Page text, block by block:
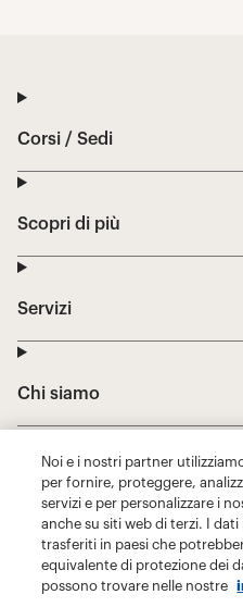
Noi e i nostri partner
per fornire, proteggere,
servizi e per personalizzare i
anche su siti web di terzi. I dati
trasferiti in paesi che
equivalente di protezione dei
possono trovare nelle nostre